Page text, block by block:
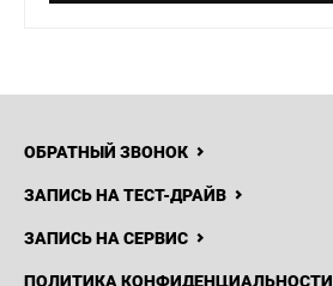
ОБРАТНЫЙ ЗВОНОК
ЗАПИСЬ НА ТЕСТ-ДРАЙВ
ЗАПИСЬ НА СЕРВИС
ПОЛИТИКА КОНФИДЕНЦИАЛЬНОСТИ